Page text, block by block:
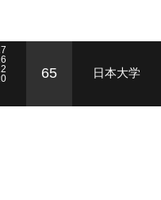
65 日本大学